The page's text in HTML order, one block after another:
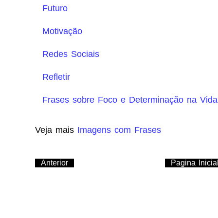
Futuro
Motivação
Redes Sociais
Refletir
Frases sobre Foco e Determinação na Vida
Veja mais Imagens com Frases
Anterior Pagina Inicial